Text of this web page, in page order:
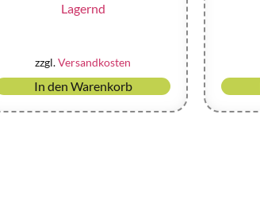
Lagernd
zzgl.Versandkosten
In den Warenkorb